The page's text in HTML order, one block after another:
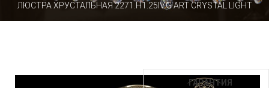
ЛЮСТРА ХРУСТАЛЬНАЯ 2271.H1.25IV.G ART CRYSTAL LIGHT
ГАРАНТИЯ